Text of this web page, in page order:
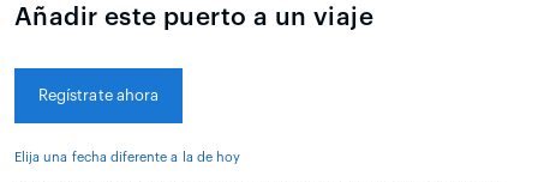
Añadir este puerto a un viaje
Regístrate ahora
Elija una fecha diferente a la de hoy